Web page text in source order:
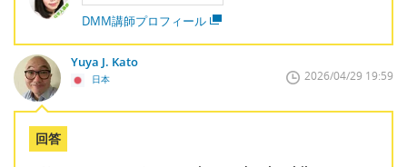
DMM講師プロフィール
Yuya J. Kato
日本 2026/04/29 19:59
回答